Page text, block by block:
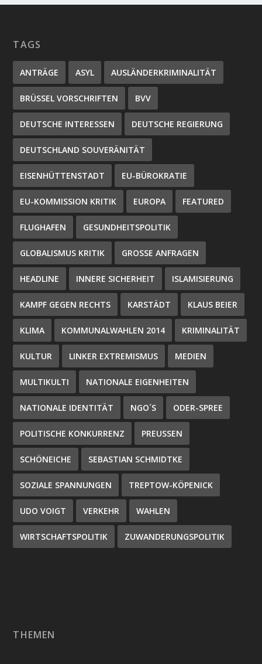
TAGS
ANTRÄGE ASYL AUSLÄNDERKRIMINALITÄT
BRÜSSEL VORSCHRIFTEN BVV
DEUTSCHE INTERESSEN DEUTSCHE REGIERUNG
DEUTSCHLAND SOUVERÄNITÄT
EISENHÜTTENSTADT EU-BÜROKRATIE
EU-KOMMISSION KRITIK EUROPA FEATURED
FLUGHAFEN GESUNDHEITSPOLITIK
GLOBALISMUS KRITIK GROSSE ANFRAGEN
HEADLINE INNERE SICHERHEIT ISLAMISIERUNG
KAMPF GEGEN RECHTS KARSTÄDT KLAUS BEIER
KLIMA KOMMUNALWAHLEN 2014 KRIMINALITÄT
KULTUR LINKER EXTREMISMUS MEDIEN
MULTIKULTI NATIONALE EIGENHEITEN
NATIONALE IDENTITÄT NGO´S ODER-SPREE
POLITISCHE KONKURRENZ PREUSSEN
SCHÖNEICHE SEBASTIAN SCHMIDTKE
SOZIALE SPANNUNGEN TREPTOW-KÖPENICK
UDO VOIGT VERKEHR WAHLEN
WIRTSCHAFTSPOLITIK ZUWANDERUNGSPOLITIK
THEMEN